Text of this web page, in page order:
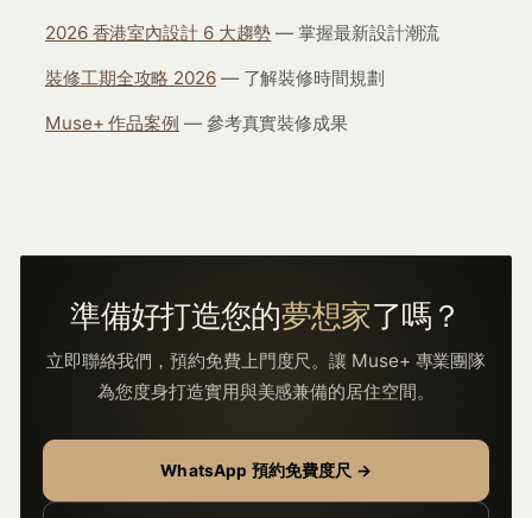
2026 香港室內設計 6 大趨勢 — 掌握最新設計潮流
裝修工期全攻略 2026— 了解裝修時間規劃
Muse+ 作品案例 — 參考真實裝修成果
準備好打造您的夢想家了嗎？
立即聯絡我們，預約免費上門度尺。讓 Muse+ 專業團隊
為您度身打造實用與美感兼備的居住空間。
WhatsApp 預約免費度尺 →